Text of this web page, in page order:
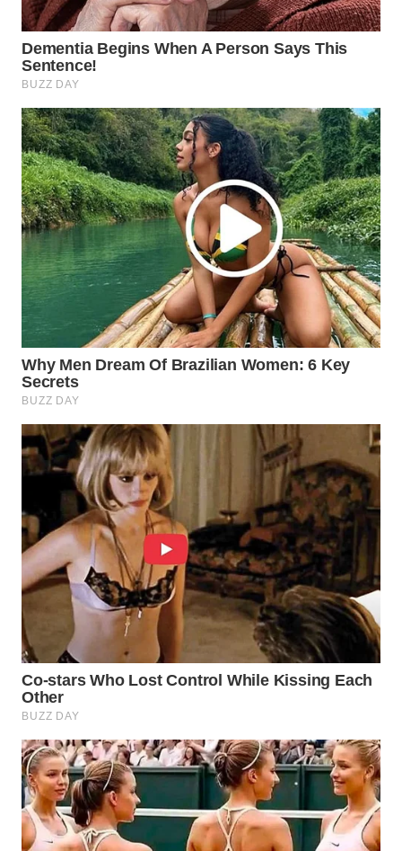
WN
BINJAI
WN
CIREBON
WN
INDRAMAYU
WN
KUNINGAN
WN
MAJALENGKA
SUBANG
WN
SUKABUMI
WN
PURWAKARTA
WN
PRIANGAN
TIMUR
WN
SEMARANG
WN
SOLO
WN
BOROBUDUR
WN